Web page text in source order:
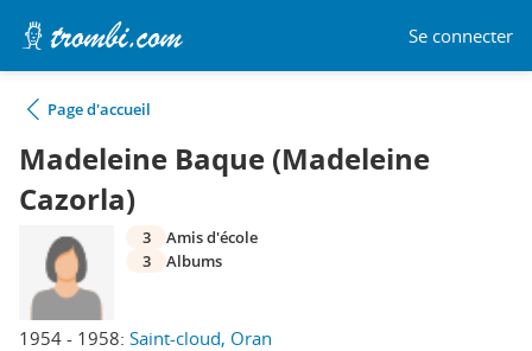
Se connecter
Page d'accueil
Madeleine Baque (Madeleine
Cazorla)
1954 - 1958: Saint-cloud, Oran
3
Amis d'école
3
Albums